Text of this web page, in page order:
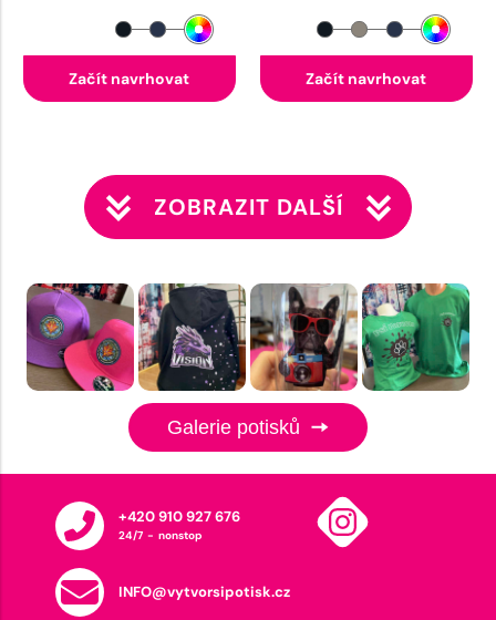
Začít navrhovat Začít navrhovat
ZOBRAZIT DALŠÍ
Galerie potisků
+420 910 927 676
24/7 - nonstop
INFO@vytvorsipotisk.cz